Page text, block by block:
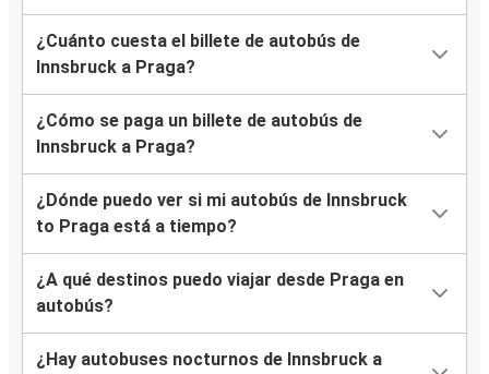
¿Cuánto cuesta el billete de autobús de
Innsbruck a Praga?
¿Cómo se paga un billete de autobús de
Innsbruck a Praga?
¿Dónde puedo ver si mi autobús de Innsbruck
to Praga está a tiempo?
¿A qué destinos puedo viajar desde Praga en
autobús?
¿Hay autobuses nocturnos de Innsbruck a